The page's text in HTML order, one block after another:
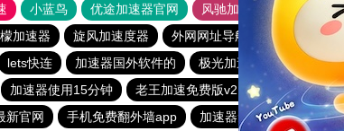
小蓝鸟 优途加速器官网 风驰加速器
旋风加速
加速器 旋风加速度器 外网网址导航 软件中心
lets快连 加速器国外软件的 极光加速器安卓版
雷
加速器使用15分钟 老王加速免费版v2.2.23 暴雪vp加
新官网 手机免费翻外墙app 加速器免费的哪个好